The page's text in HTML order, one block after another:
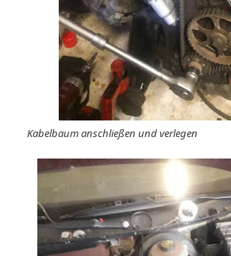
Kabelbaum anschließen und verlegen